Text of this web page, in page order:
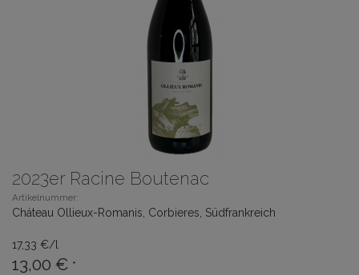
2023er Racine Boutenac
Artikelnummer:
Cháteau Ollieux-Romanis, Corbieres, Südfrankreich
17,33 €/l
13,00 € *